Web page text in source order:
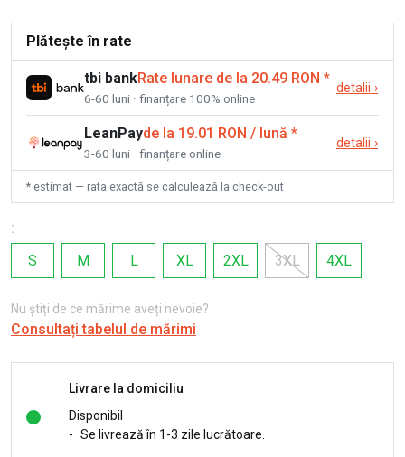
Plătește în rate
tbi bankRate lunare de la 20.49 RON *
6-60 luni · finanțare 100% online
detalii ›
LeanPayde la 19.01 RON / lună *
3-60 luni · finanțare online
detalii ›
* estimat — rata exactă se calculează la check-out
:
S
M L XL 2XL 3XL 4XL
Nu știți de ce mărime aveți nevoie?
Consultați tabelul de mărimi
Livrare la domiciliu
Disponibil
- Se livrează în 1-3 zile lucrătoare.